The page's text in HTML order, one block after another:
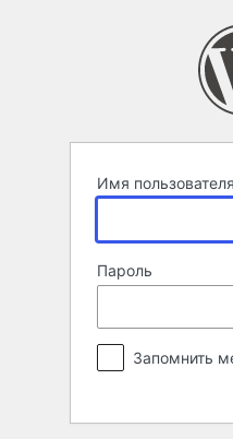
Имя
Пароль
Запомнить